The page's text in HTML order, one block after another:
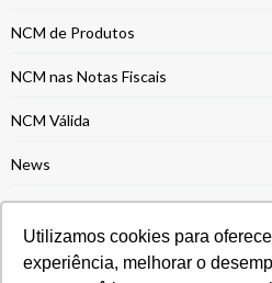
Utilizamos cookies para
experiência, melhorar o
NCM de Produtos
NCM nas Notas Fiscais
NCM Válida
News
Notas Fiscais